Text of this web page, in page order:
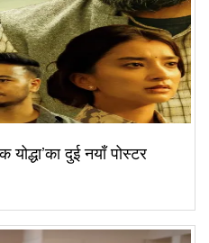
दुई नयाँ पोस्टर